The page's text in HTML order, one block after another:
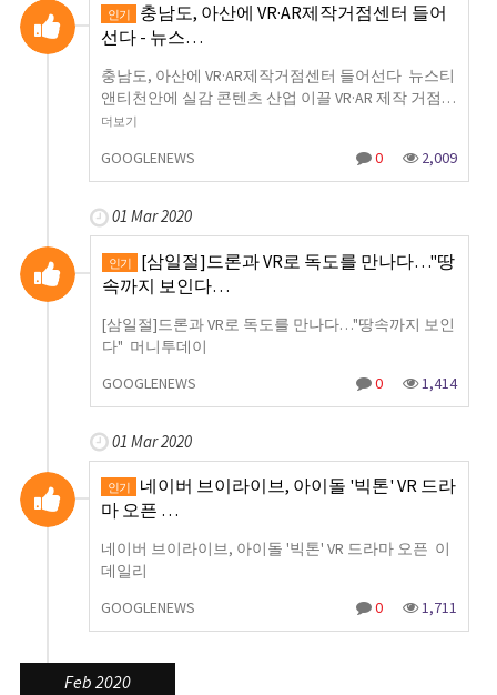
인기
충남도, 아산에 VR·AR제작거점센터 들어
선다 - 뉴스…
충남도, 아산에 VR·AR제작거점센터 들어선다 뉴스티
앤티천안에 실감 콘텐츠 산업 이끌 VR·AR 제작 거점…
더보기
GOOGLENEWS 0 2,009
01 Mar 2020
인기
[삼일절]드론과 VR로 독도를 만나다…"땅
속까지 보인다…
[삼일절]드론과 VR로 독도를 만나다…"땅속까지 보인
다" 머니투데이
GOOGLENEWS
0 1,414
01 Mar 2020
인기
네이버 브이라이브, 아이돌 '빅톤' VR 드라
마 오픈 …
네이버 브이라이브, 아이돌 '빅톤' VR 드라마 오픈 이
데일리
GOOGLENEWS
0 1,711
Feb 2020